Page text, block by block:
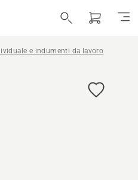
e indumenti da lavoro